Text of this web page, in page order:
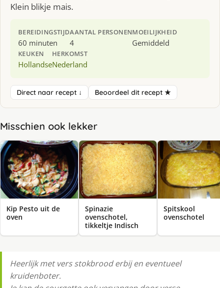
Klein blikje mais.
BEREIDINGSTIJD
60 minuten
AANTAL PERSONEN
4
MOEILIJKHEID
Gemiddeld
KEUKEN
Hollandse
HERKOMST
Nederland
Direct naar recept ↓ Beoordeel dit recept ★
Misschien ook lekker
Kip Pesto uit de
oven
Spinazie
ovenschotel,
tikkeltje Indisch
Spitskool
ovenschotel
Heerlijk met vers stokbrood erbij en eventueel
kruidenboter.